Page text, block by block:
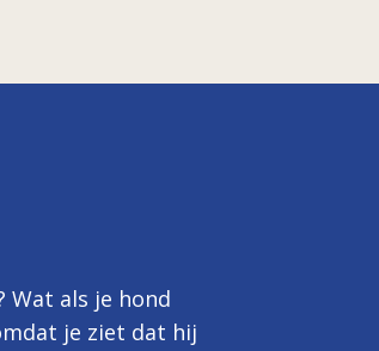
Wat als je hond
je ziet dat hij